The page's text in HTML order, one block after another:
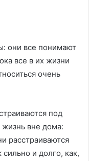
они все понимают
все в их жизни
очень
под
жизнь вне дома:
расстраиваются
и долго, как,